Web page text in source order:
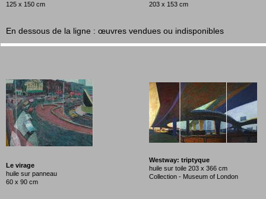
125 x 150 cm
203 x 153 cm
Westway: triptyque
Le virage huile sur toile 203 x 366 cm
huile sur panneau
60 x 90 cm
Collection - Museum of London
En dessous de la ligne : œuvres vendues ou indisponibles